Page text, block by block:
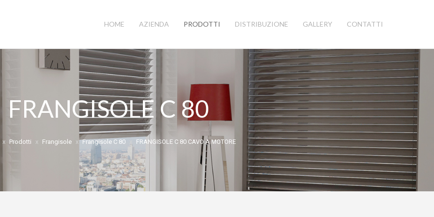
HOME AZIENDA PRODOTTI DISTRIBUZIONE GALLERY CONTATTI
FRANGISOLE C 80
Prodotti Frangisole Frangisole C 80 FRANGISOLE C 80 CAVO A MOTORE